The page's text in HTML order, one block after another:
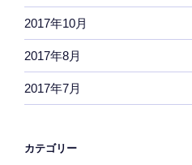
2017年10月
2017年8月
2017年7月
カテゴリー